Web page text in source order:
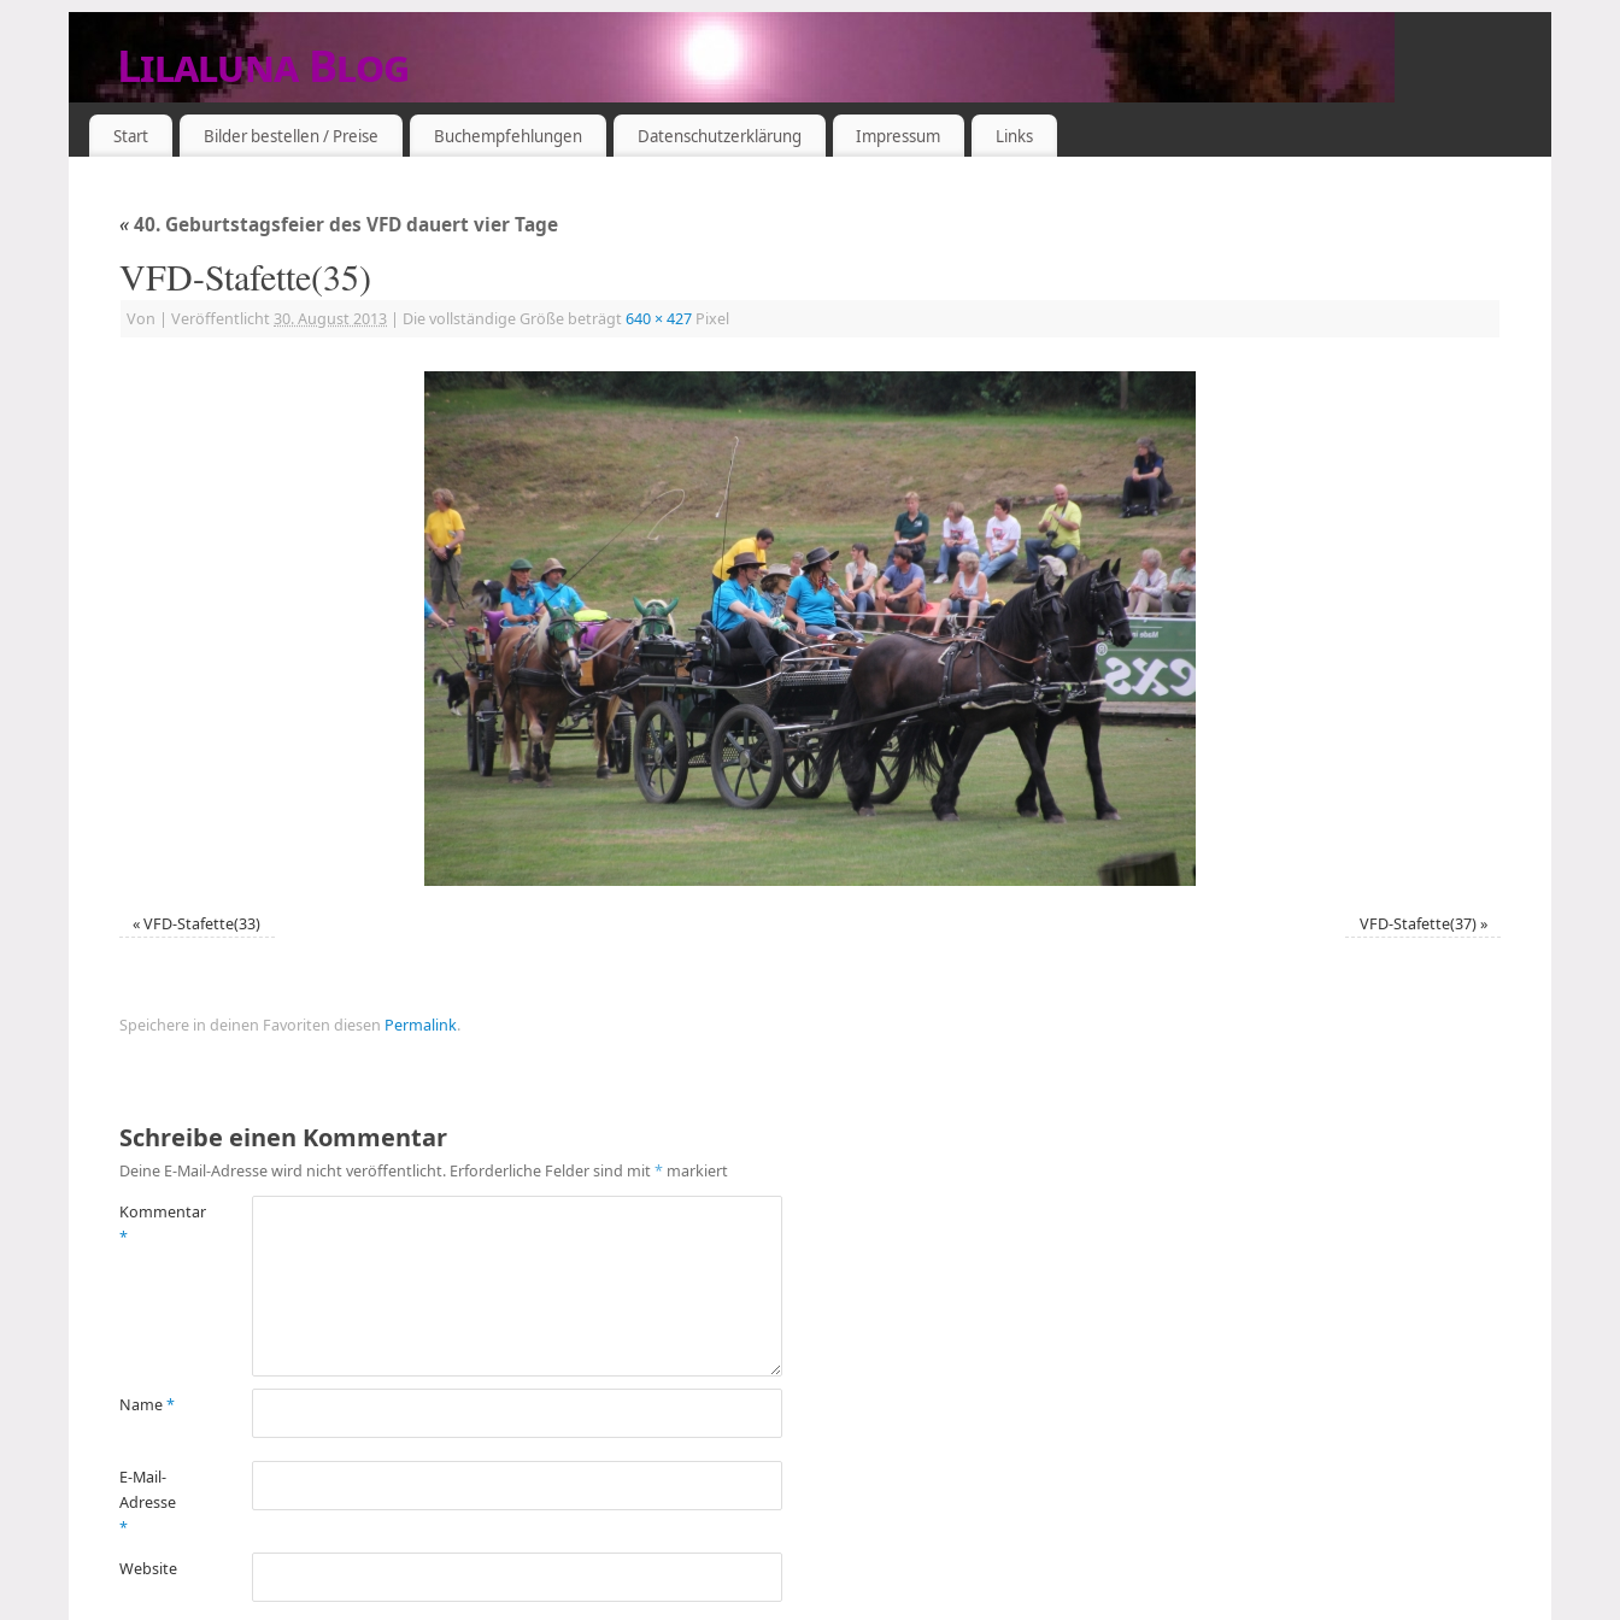
Lilaluna Blog
DAS JETZT IST SCHON VERGANGENHEIT
Start Bilder bestellen / Preise Buchempfehlungen Datenschutzerklärung Impressum Links
«40. Geburtstagsfeier des VFD dauert vier Tage
VFD-Stafette(35)
Von | Veröffentlicht 30. August 2013 | Die vollständige Größe beträgt 640 × 427 Pixel
«VFD-Stafette(33) VFD-Stafette(37)»
Speichere in deinen Favoriten diesen Permalink.
Schreibe einen Kommentar
Deine E-Mail-Adresse wird nicht veröffentlicht. Erforderliche Felder sind mit* markiert
Kommentar
*
Name*
E-Mail-
Adresse
*
Website